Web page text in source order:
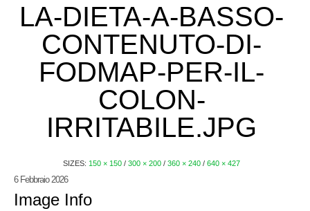
LA-DIETA-A-BASSO-
CONTENUTO-DI-
FODMAP-PER-IL-
COLON-
IRRITABILE.JPG
SIZES: 150 × 150 / 300 × 200 / 360 × 240 / 640 × 427
6 Febbraio 2026
Image Info